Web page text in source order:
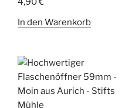
In den Warenkorb